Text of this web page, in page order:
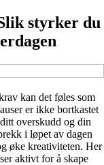
styrker du
kan det føles som
er ikke bortkastet
overskudd og din
i løpet av dagen
øke kreativiteten. Her
aktivt for å skape